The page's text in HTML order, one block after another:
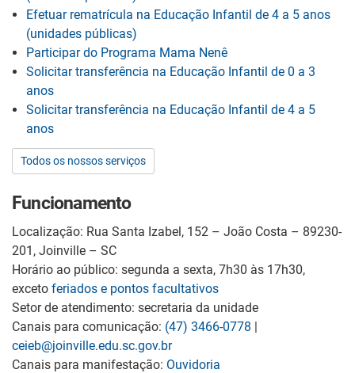
Efetuar rematrícula na Educação Infantil de 4 a 5 anos
(unidades públicas)
Participar do Programa Mama Nenê
Solicitar transferência na Educação Infantil de 0 a 3
anos
Solicitar transferência na Educação Infantil de 4 a 5
anos
Todos os nossos serviços
Funcionamento
Localização: Rua Santa Izabel, 152 – João Costa – 89230-
201, Joinville – SC
Horário ao público: segunda a sexta, 7h30 às 17h30,
exceto feriados e pontos facultativos
Setor de atendimento: secretaria da unidade
Canais para comunicação: (47) 3466-0778 |
ceieb@joinville.edu.sc.gov.br
Canais para manifestação: Ouvidoria